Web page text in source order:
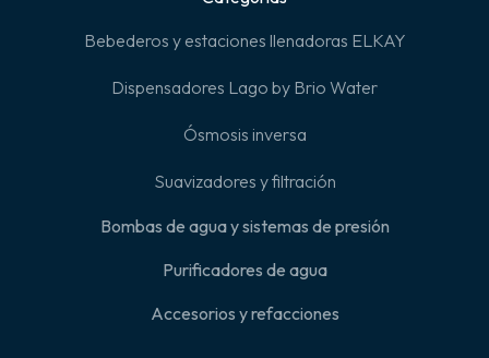
Bebederos y estaciones llenadoras ELKAY
Dispensadores Lago by Brio Water
Ósmosis inversa
Suavizadores y filtración
Bombas de agua y sistemas de presión
Purificadores de agua
Accesorios y refacciones